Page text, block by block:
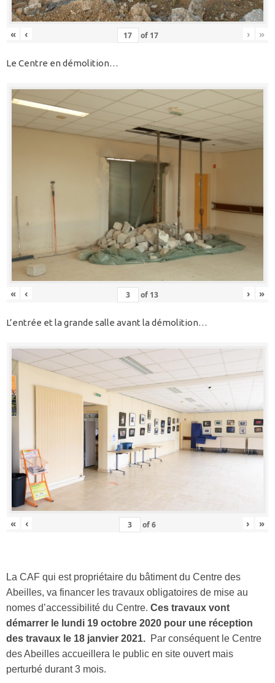
« ‹ of 17 › »
Le Centre en démolition…
« ‹ of 13 › »
L’entrée et la grande salle avant la démolition…
« ‹ of6 › »
La CAF qui est propriétaire du bâtiment du Centre des
Abeilles, va financer les travaux obligatoires de mise au
nomes d’accessibilité du Centre. Ces travaux vont
démarrer le lundi 19 octobre 2020 pour une réception
des travaux le 18 janvier 2021. Par conséquent le Centre
des Abeilles accueillera le public en site ouvert mais
perturbé durant 3 mois.